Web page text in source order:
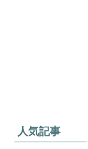
人気記事